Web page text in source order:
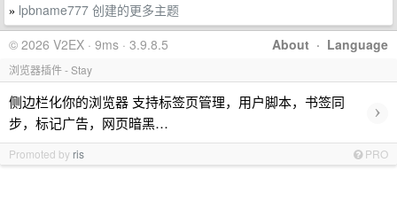
» lpbname777 创建的更多主题
About · Language
© 2026 V2EX · 9ms · 3.9.8.5
浏览器插件 - Stay
侧边栏化你的浏览器 支持标签页管理，用户脚本，书签同
步，标记广告，网页暗黑…
›
Promoted by ris PRO